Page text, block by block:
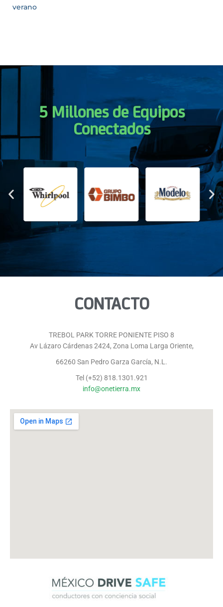
verano
5 Millones de Equipos
Conectados
CONTACTO
TREBOL PARK TORRE PONIENTE PISO 8
Av Lázaro Cárdenas 2424, Zona Loma Larga Oriente,
66260 San Pedro Garza García, N.L.
Tel (+52) 818.1301.921
info@onetierra.mx